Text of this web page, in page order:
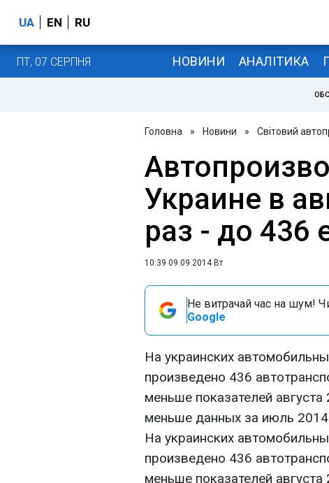
UA EN RU
ПТ, 07 СЕРПНЯ НОВИНИ АНАЛІТИКА
Головна » Новини » Світовий
Украине в
раз - до 436
10:39 09.09.2014 Вт
Не витрачай час на шум!
Google
На украинских
произведено 436
меньше показателей
меньше данных за июль
На украинских
произведено 436
меньше показателей